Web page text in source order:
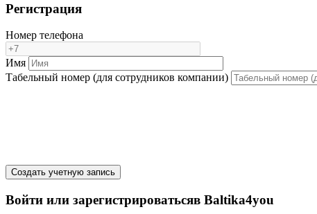
Регистрация
Номер телефона
Имя
Табельный номер (для сотрудников компании)
Создать учетную запись
Войти или зарегистрироватьсяв Baltika4you